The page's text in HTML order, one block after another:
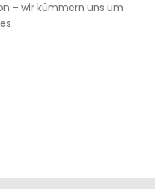
– wir kümmern uns um